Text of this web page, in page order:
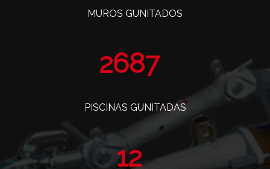
MUROS GUNITADOS
3330
PISCINAS GUNITADAS
14